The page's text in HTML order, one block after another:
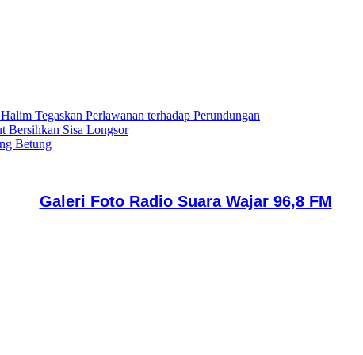
Tegaskan Perlawanan terhadap Perundungan
Bersihkan Sisa Longsor
Betung
Galeri Foto Radio Suara Wajar 96,8 FM